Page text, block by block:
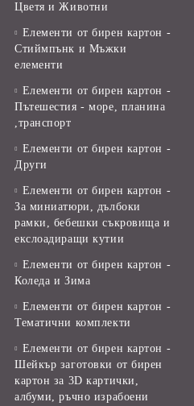
Цветя и Животни
Елементи от бирен картон -
Стиймпънк и Мъжки
елементи
Елементи от бирен картон -
Пътешестия - море, планина
,транспорт
Елементи от бирен картон -
Други
Елементи от бирен картон -
За миниатюри, дълбоки
рамки, бебешки съкровища и
екслоадиращи кутии
Елементи от бирен картон -
Коледа и Зима
Елементи от бирен картон -
Тематични комплекти
Елементи от бирен картон -
Шейкър заготовки от бирен
картон за 3D картички,
албуми, ръчно израбоени